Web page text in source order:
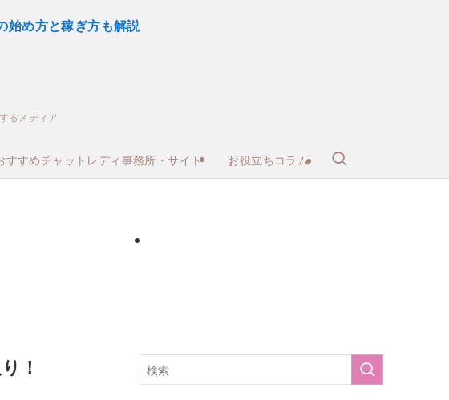
るメディア
すすめチャットレディ事務所・サイト お役立ちコラム
！